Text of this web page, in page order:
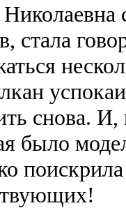
стала
снова.
было